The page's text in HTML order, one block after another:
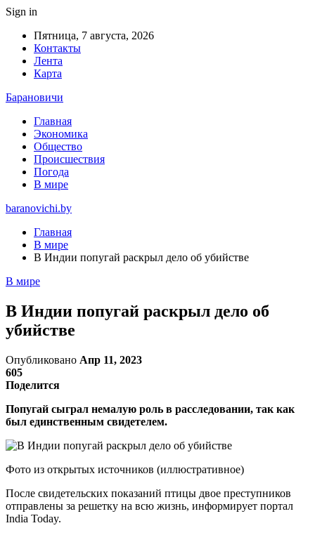
Sign in
Пятница, 7 августа, 2026
Контакты
Лента
Карта
Барановичи
Главная
Экономика
Общество
Происшествия
Погода
В мире
baranovichi.by
Главная
В мире
В Индии попугай раскрыл дело об убийстве
В мире
В Индии попугай раскрыл дело об
убийстве
Опубликовано Апр 11, 2023
605
Поделится
Попугай сыграл немалую роль в расследовании, так как
был единственным свидетелем.
Фото из открытых источников (иллюстративное)
После свидетельских показаний птицы двое преступников
отправлены за решетку на всю жизнь, информирует портал
India Today.